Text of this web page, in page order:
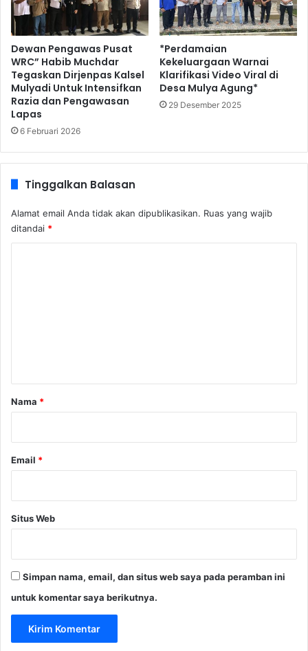
Dewan Pengawas Pusat
WRC” Habib Muchdar
Tegaskan Dirjenpas Kalsel
Mulyadi Untuk Intensifkan
Razia dan Pengawasan
Lapas
6 Februari 2026
*Perdamaian
Kekeluargaan Warnai
Klarifikasi Video Viral di
Desa Mulya Agung*
29 Desember 2025
Tinggalkan Balasan
Alamat email Anda tidak akan dipublikasikan. Ruas yang wajib
ditandai *
rNama *
Email *
Situs Web
Simpan nama, email, dan situs web saya pada peramban ini
untuk komentar saya berikutnya.